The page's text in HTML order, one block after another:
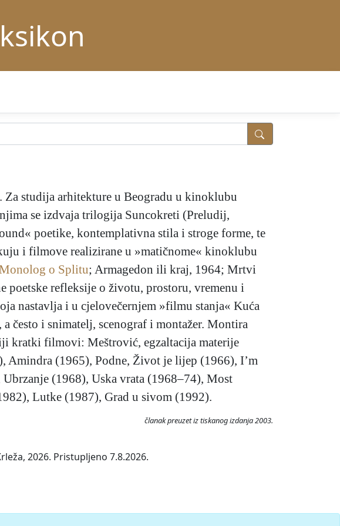
studija arhitekture u Beogradu u kinoklubu
se izdvaja trilogija Suncokreti (Preludij,
poetike, kontemplativna stila i stroge forme, te
i filmove realizirane u »matičnome« kinoklubu
o Splitu; Armagedon ili kraj, 1964; Mrtvi
poetske refleksije o životu, prostoru, vremenu i
nastavlja i u cjelovečernjem »filmu stanja« Kuća
često i snimatelj, scenograf i montažer. Montira
kratki filmovi: Meštrović, egzaltacija materije
Amindra (1965), Podne, Život je lijep (1966), I’m
(1968), Uska vrata (1968–74), Most
Lutke (1987), Grad u sivom (1992).
članak preuzet iz tiskanog izdanja 2003.
2026. Pristupljeno 7.8.2026.